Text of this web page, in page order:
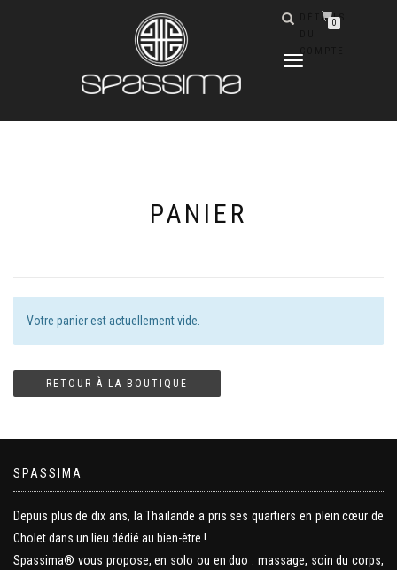
DÉPLIER
DÉTAILS
0
PANIER
Votre panier est actuellement vide.
RETOUR À LA BOUTIQUE
SPASSIMA
Depuis plus de dix ans, la Thaïlande a pris ses quartiers en plein cœur de
Cholet dans un lieu dédié au bien-être !
Spassima® vous propose, en solo ou en duo : massage, soin du corps,